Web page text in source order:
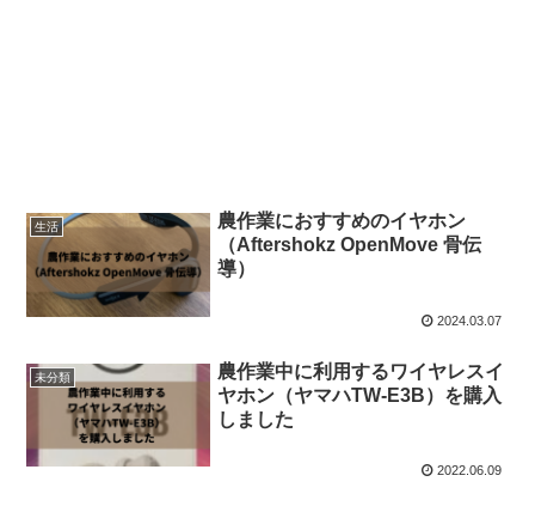
生活
農作業におすすめのイヤホン
（Aftershokz OpenMove 骨伝
導）
2024.03.07
未分類
農作業中に利用するワイヤレスイ
ヤホン（ヤマハTW-E3B）を購入
しました
2022.06.09